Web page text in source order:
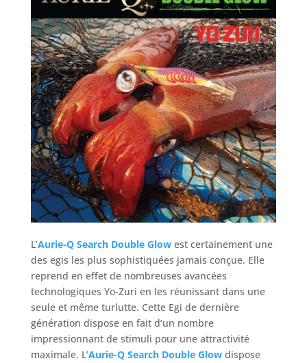
L’Aurie-Q Search Double Glowest certainement une
des egis les plus sophistiquées jamais conçue. Elle
reprend en effet de nombreuses avancées
technologiques Yo-Zuri en les réunissant dans une
seule et même turlutte. Cette Egi de dernière
génération dispose en fait d’un nombre
impressionnant de stimuli pour une attractivité
maximale. L’Aurie-Q Search Double Glowdispose